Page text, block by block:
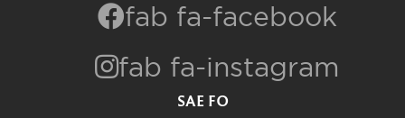
fab fa-facebook
fab fa-instagram
SAE FO